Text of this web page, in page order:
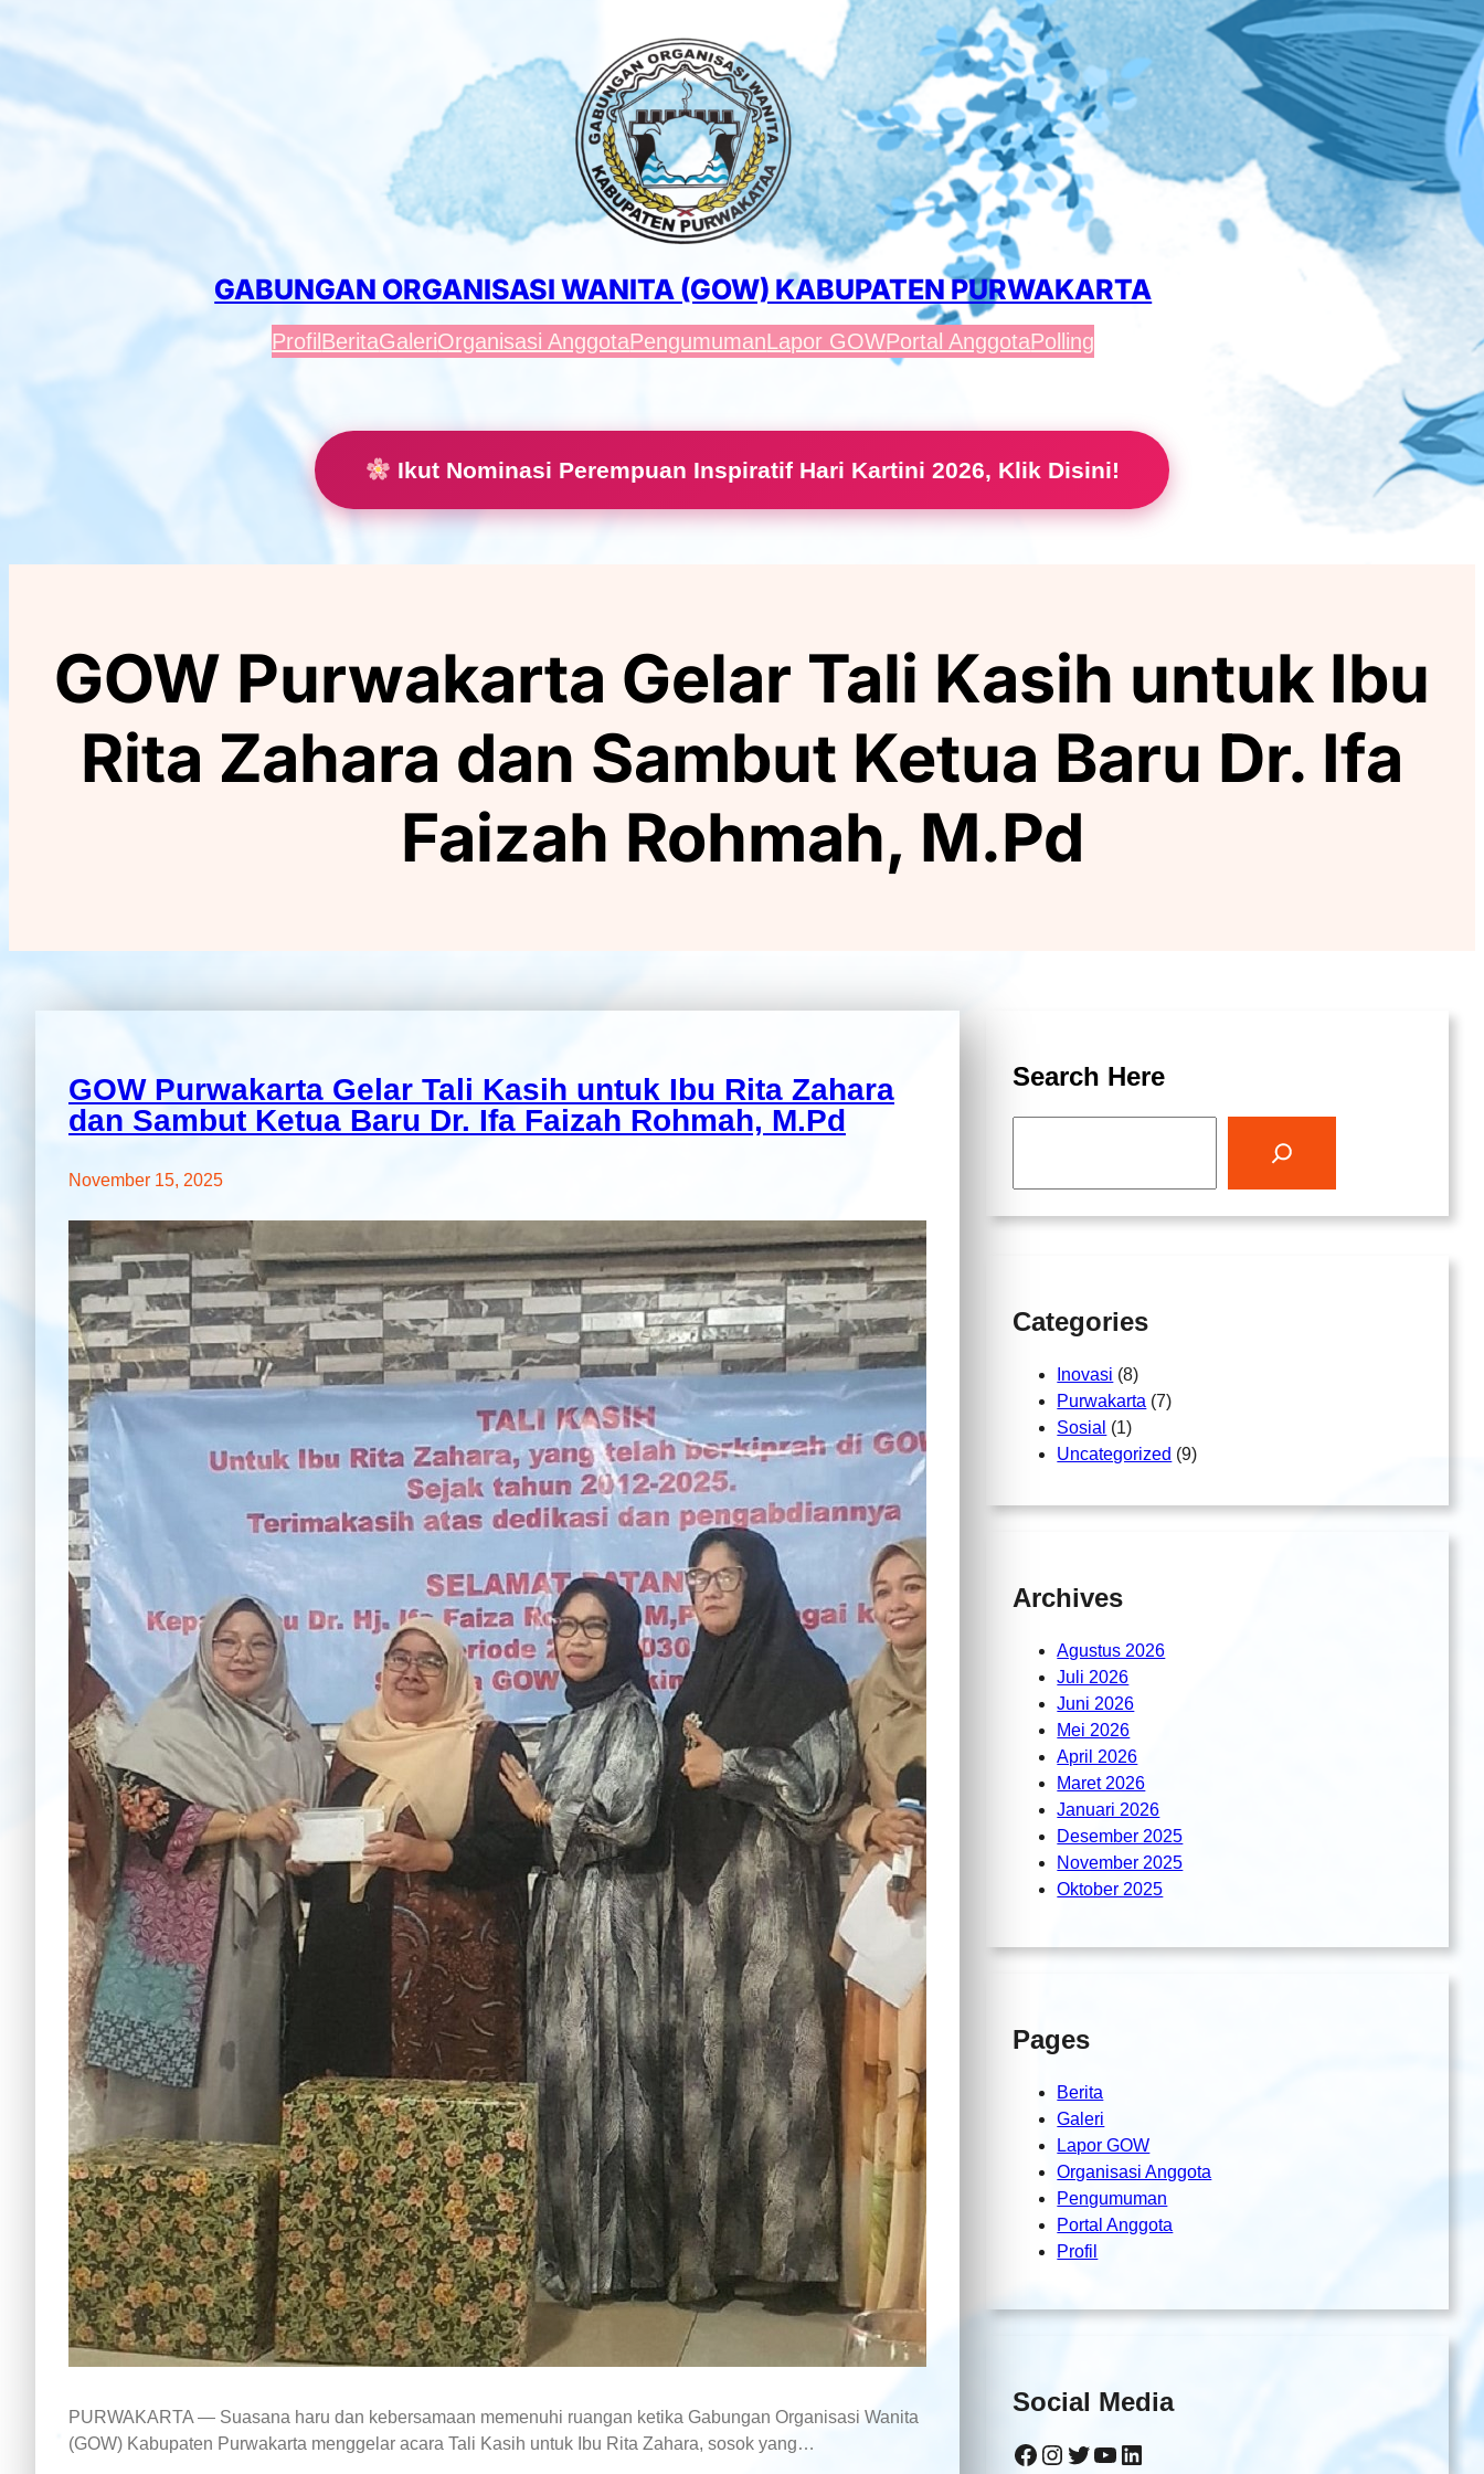
ke
GABUNGAN ORGANISASI WANITA (GOW) KABUPATEN PURWAKARTA
ProfilBeritaGaleriOrganisasi AnggotaPengumumanLapor GOWPortal AnggotaPolling
Ikut Nominasi Perempuan Inspiratif Hari Kartini 2026, Klik Disini!
GOW Purwakarta Gelar Tali Kasih untuk Ibu
Rita Zahara dan Sambut Ketua Baru Dr. Ifa
Faizah Rohmah, M.Pd
GOW Purwakarta Gelar Tali Kasih untuk Ibu Rita Zahara
dan Sambut Ketua Baru Dr. Ifa Faizah Rohmah, M.Pd
November 15, 2025
PURWAKARTA — Suasana haru dan kebersamaan memenuhi ruangan ketika Gabungan Organisasi Wanita
(GOW) Kabupaten Purwakarta menggelar acara Tali Kasih untuk Ibu Rita Zahara, sosok yang…
Search Here
Categories
Inovasi (8)
Purwakarta (7)
Sosial (1)
Uncategorized (9)
Archives
Agustus 2026
Juli 2026
Juni 2026
Mei 2026
April 2026
Maret 2026
Januari 2026
Desember 2025
November 2025
Oktober 2025
Pages
Berita
Galeri
Lapor GOW
Organisasi Anggota
Pengumuman
Portal Anggota
Profil
Social Media
Facebook Instagram Twitter YouTube LinkedIn